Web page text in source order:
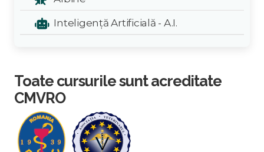
Inteligență Artificială - A.I.
Toate cursurile sunt acreditate
CMVRO